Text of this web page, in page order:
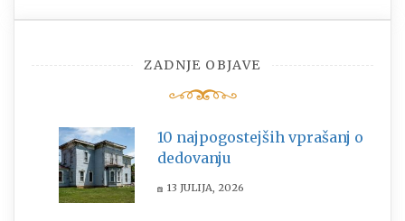
ZADNJE OBJAVE
10 najpogostejših vprašanj o
dedovanju
13 JULIJA, 2026